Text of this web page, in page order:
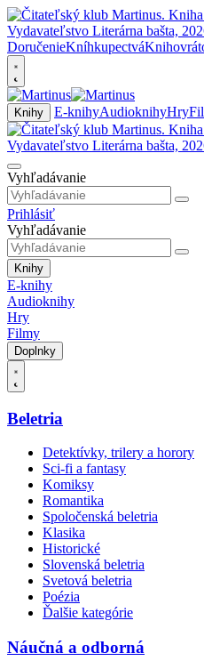
DoručenieKníhkupectvá
Knihy E-knihyAudioknihyHry
Vyhľadávanie
Prihlásiť
Vyhľadávanie
Knihy
E-knihy
Audioknihy
Hry
Filmy
Doplnky
Beletria
Detektívky, trilery a horory
Sci-fi a fantasy
Komiksy
Romantika
Spoločenská beletria
Klasika
Historické
Slovenská beletria
Svetová beletria
Poézia
Ďalšie kategórie
Náučná a odborná